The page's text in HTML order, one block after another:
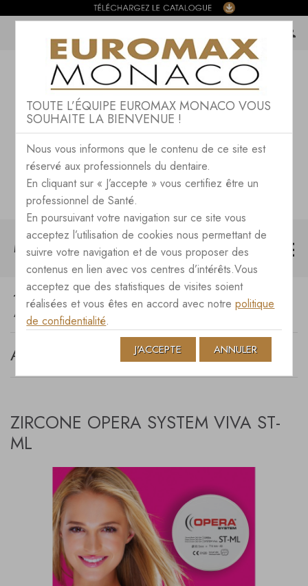
MENU
TOUTES LES NEWS DU BLOG
ARCHIVES JUNE 2017
ARCHIVES JUNE 2017
ZIRCONE OPERA SYSTEM VIVA ST-
ML
TOUTE L’ÉQUIPE EUROMAX MONACO VOUS
SOUHAITE LA BIENVENUE !
Nous vous informons que le contenu de ce site est
réservé aux professionnels du dentaire.
En cliquant sur « J’accepte » vous certifiez être un
professionnel de Santé.
En poursuivant votre navigation sur ce site vous
acceptez l’utilisation de cookies nous permettant de
suivre votre navigation et de vous proposer des
contenus en lien avec vos centres d’intérêts.Vous
acceptez que des statistiques de visites soient
réalisées et vous êtes en accord avec notrepolitique
de confidentialité.
J'ACCEPTE ANNULER